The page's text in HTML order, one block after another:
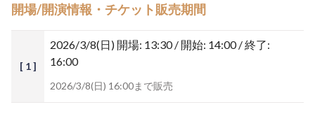
開場/開演情報・チケット販売期間
[ 1 ]
2026/3/8(日) 開場: 13:30 / 開始: 14:00 / 終了:
16:00
2026/3/8(日) 16:00まで販売